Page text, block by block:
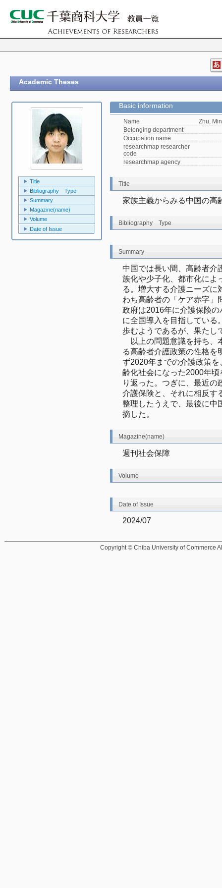
Academic Theses
Title
Bibliography Type
Summary
Magazine(name)
Volume
Date of Issue
Basic information
Name
Zhu, Min
Belonging department
Occupation name
researchmap researcher
code
researchmap agency
Title
家族主義からみる中国の高
Bibliography Type
Summary
中国では長い間、高齢者介
族化や少子化、都市化によ
る。増大する介護ニーズに
わち高齢者の「ケア赤字」
政府は2016年に介護保険
に全国導入を目指している
歩むようであるが、果たし
以上の問題意識を持ち、
る高齢者介護政策の性格を
ず2020年までの介護政策
齢化社会になった2000年
り返った。つぎに、最近の
介護保険と、それに相反す
整理したうえで、最後に中
摘した。
Magazine(name)
週刊社会保障
Volume
Date of Issue
2024/07